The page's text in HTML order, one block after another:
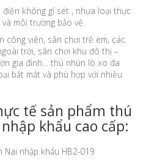
không gỉ sét , nhựa loại thực
môi trường bảo vệ.
công viên, sân chơi trẻ em, các
trời, sân chơi khu đô thị –
gia đình… thú nhún lò xo đa
bắt mắt và phù hợp với nhiều
tế sản phẩm thú
khẩu cao cấp: